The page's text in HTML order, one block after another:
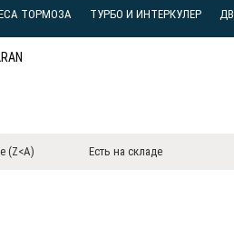
ТОРМОЗА ТУРБО И ИНТЕРКУЛЕР
(Z<A) Есть на складе